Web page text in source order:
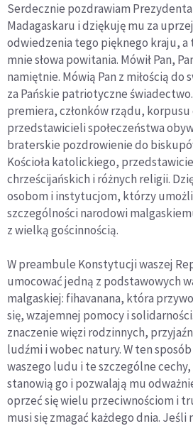
Serdecznie pozdrawiam
Madagaskaru i dziękuję mu za
odwiedzenia tego pięknego kraju, a
mnie słowa powitania. Mówił Pan,
namiętnie. Mówią Pan z miłością do
za Pańskie patriotyczne
premiera, członków rządu,
przedstawicieli społeczeństwa
braterskie pozdrowienie do
Kościoła katolickiego,
chrześcijańskich i różnych religii.
osobom i instytucjom, którzy
szczególności narodowi
z wielką gościnnością.
W preambule Konstytucji waszej
umocować jedną z podstawowych
malgaskiej: fihavanana, która
się, wzajemnej pomocy i
znaczenie więzi rodzinnych,
ludźmi i wobec natury. W ten
waszego ludu i te szczególne
stanowią go i pozwalają mu
oprzeć się wielu przeciwnościom i
musi się zmagać każdego dnia. Jeśli